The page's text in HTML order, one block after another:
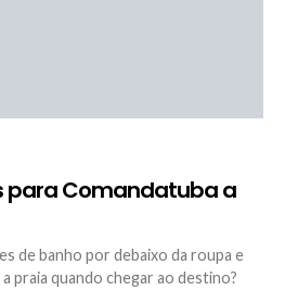
para Comandatuba a
de banho por debaixo da roupa e
praia quando chegar ao destino?